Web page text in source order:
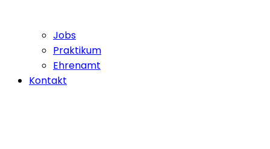
Jobs
Praktikum
Ehrenamt
Kontakt